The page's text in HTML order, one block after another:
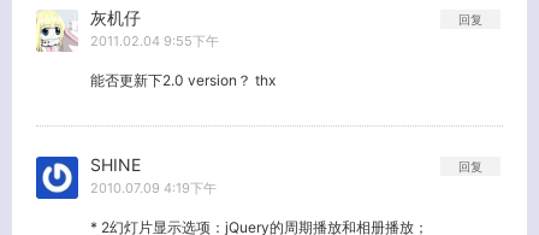
灰机仔
2011.02.04 9:55下午
能否更新下2.0 version？ thx
回复
SHINE
2010.07.09 4:19下午
* 2幻灯片显示选项：jQuery的周期播放和相册播放；
回复